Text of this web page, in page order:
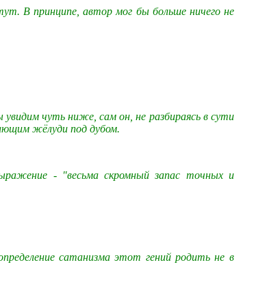
В принципе, автор мог бы больше ничего не
чуть ниже, сам он, не разбираясь в сути
жёлуди под дубом.
- "весьма скромный запас точных и
сатанизма этот гений родить не в